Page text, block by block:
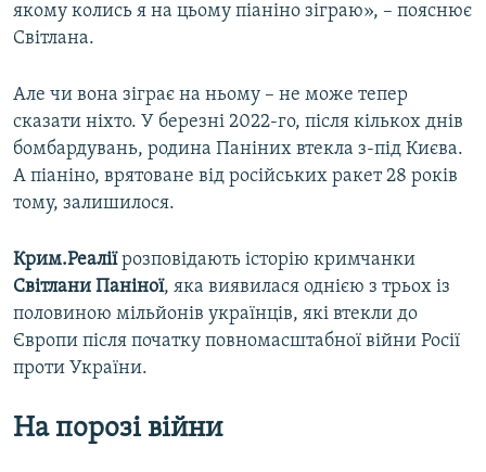
якому колись я на цьому піаніно зіграю», – пояснює
Світлана.
Але чи вона зіграє на ньому – не може тепер
сказати ніхто. У березні 2022-го, після кількох днів
бомбардувань, родина Паніних втекла з-під Києва.
А піаніно, врятоване від російських ракет 28 років
тому, залишилося.
Крим.Реаліїрозповідають історію кримчанки
Світлани Паніної, яка виявилася однією з трьох із
половиною мільйонів українців, які втекли до
Європи після початку повномасштабної війни Росії
проти України.
На порозі війни